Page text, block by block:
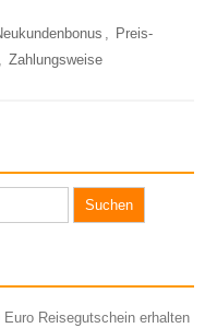
, Preis­
, Zahlungs­weise
Reisegutschein erhalten